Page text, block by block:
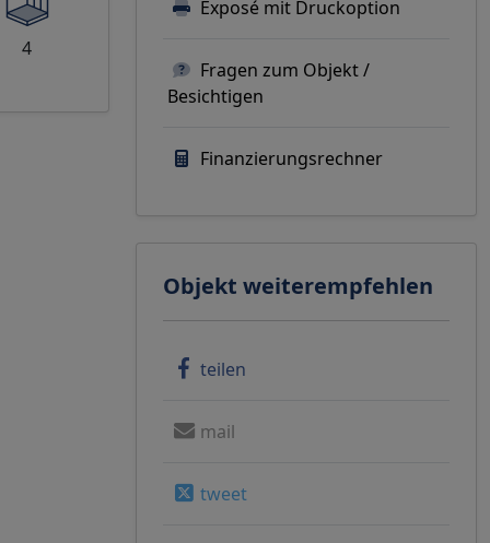
4
Exposé mit Druckoption
Fragen zum Objekt /
Besichtigen
Finanzierungsrechner
Objekt weiterempfehlen
teilen
mail
tweet